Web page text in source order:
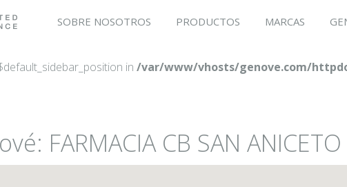
SOBRE NOSOTROS PRODUCTOS MARCAS
in /var/www/vhosts/genove.com/
FARMACIA CB SAN ANICETO